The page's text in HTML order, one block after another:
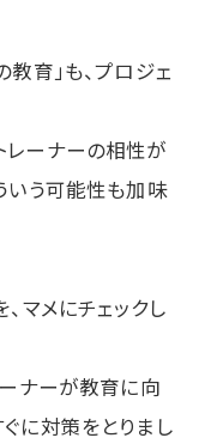
育」も、プロジェ
レーナーの相性が
いう可能性も加味
マメにチェックし
ナーが教育に向
に対策をとりまし